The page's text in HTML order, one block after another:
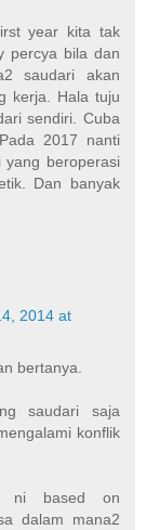
year kita tak
percya bila dan
saudari akan
kerja. Hala tuju
sendiri. Cuba
2017 nanti
yang beroperasi
Dan banyak
2014 at
bertanya.
saudari saja
konflik
ni based on
dalam mana2